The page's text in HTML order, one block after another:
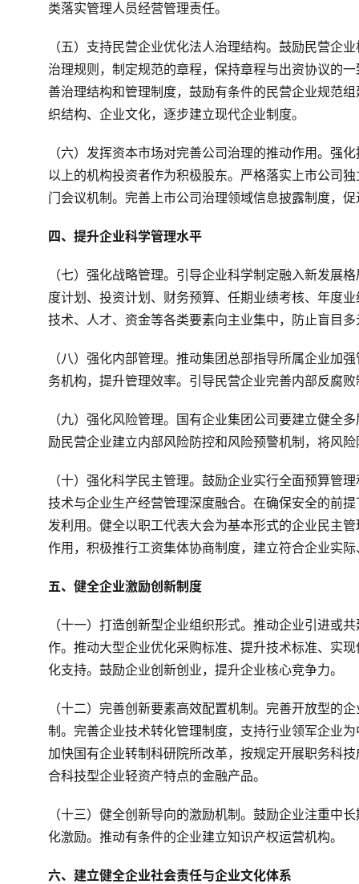
类落实管理人员经营管理责任。
（五）支持民营企业优化法人治理结构。鼓励民营企
治理规则，制定规范的章程，保持章程与出资协议的
善治理结构和管理制度，鼓励有条件的民营企业规范
织结构、企业文化，逐步建立现代企业制度。
（六）发挥资本市场对完善公司治理的推动作用。强
以上的机构投资者作为积极股东。严格落实上市公司
门会议机制。完善上市公司治理领域信息披露制度，
四、提升企业科学管理水平
（七）强化战略管理。引导企业科学制定融入新发展
度计划、投资计划、财务预算、任期业绩考核、年度
技术、人才、资金等各类要素向主业集中，防止盲目
（八）强化内部管理。推动集团总部指导所属企业加
务机构，提升管理效率。引导民营企业完善内部反腐
（九）强化风险管理。国有企业集团公司要建立健全
励民营企业建立内部风险防控和风险预警机制，将风
（十）强化科学民主管理。鼓励企业实行全面预算管
技术与企业生产经营管理深度融合。在确保安全的前
发利用。健全以职工代表大会为基本形式的企业民主
作用，积极推行工资集体协商制度，建立符合企业实
五、健全企业激励创新制度
（十一）打造创新型企业组织形式。推动企业引进或
作。推动大型企业优化采购标准、提升技术标准、实
化支持。鼓励企业创新创业，提升企业核心竞争力。
（十二）完善创新要素高效配置机制。完善开放型的
制。完善企业技术转化管理制度，支持行业领军企业
加快国有企业转制科研院所改革，按规定开展职务科
合科技型企业轻资产特点的金融产品。
（十三）健全创新导向的激励机制。鼓励企业注重中
化激励。推动有条件的企业建立知识产权运营机构。
六、建立健全企业社会责任与企业文化体系